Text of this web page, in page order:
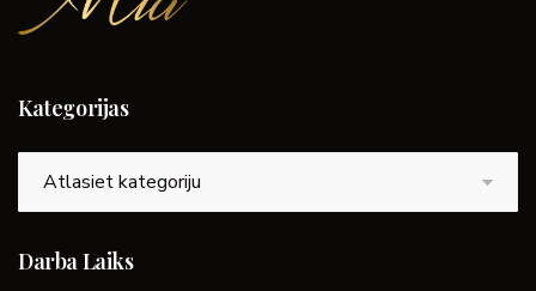
Kategorijas
Darba Laiks